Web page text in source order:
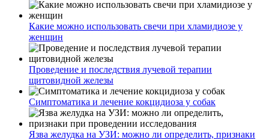
Какие можно использовать свечи при хламидиозе у
женщин
Проведение и последствия лучевой терапии
щитовидной железы
Симптоматика и лечение кокцидиоза у собак
Язва желудка на УЗИ: можно ли определить, признаки